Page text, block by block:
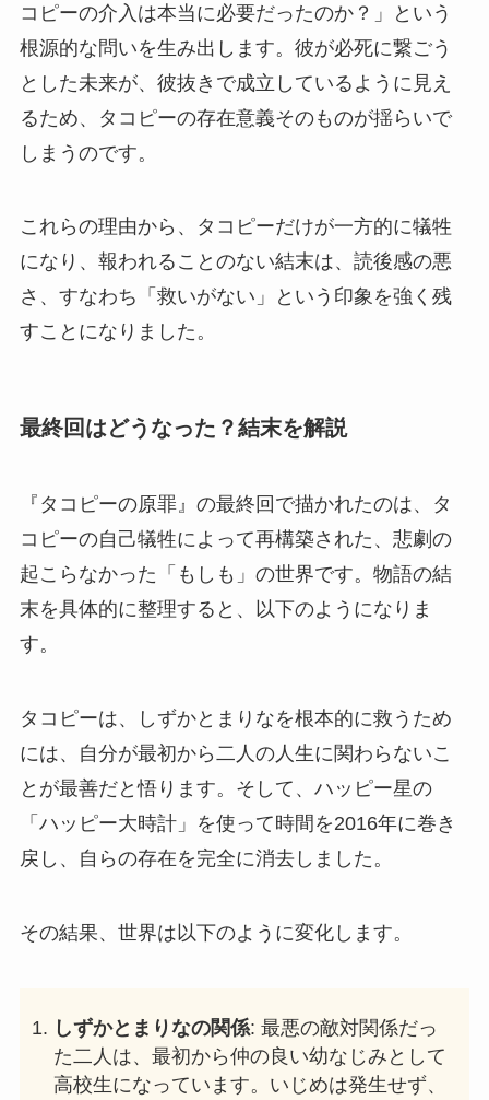
コピーの介入は本当に必要だったのか？」という
根源的な問いを生み出します。彼が必死に繋ごう
とした未来が、彼抜きで成立しているように見え
るため、タコピーの存在意義そのものが揺らいで
しまうのです。
これらの理由から、タコピーだけが一方的に犠牲
になり、報われることのない結末は、読後感の悪
さ、すなわち「救いがない」という印象を強く残
すことになりました。
最終回はどうなった？結末を解説
『タコピーの原罪』の最終回で描かれたのは、タ
コピーの自己犠牲によって再構築された、悲劇の
起こらなかった「もしも」の世界です。物語の結
末を具体的に整理すると、以下のようになりま
す。
タコピーは、しずかとまりなを根本的に救うため
には、自分が最初から二人の人生に関わらないこ
とが最善だと悟ります。そして、ハッピー星の
「ハッピー大時計」を使って時間を2016年に巻き
戻し、自らの存在を完全に消去しました。
その結果、世界は以下のように変化します。
しずかとまりなの関係: 最悪の敵対関係だっ
た二人は、最初から仲の良い幼なじみとして
高校生になっています。いじめは発生せず、